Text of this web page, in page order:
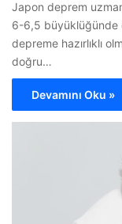
Japon deprem
6-6,5 büyüklüğünde
depreme hazırlıklı
doğru…
Devamını Oku »